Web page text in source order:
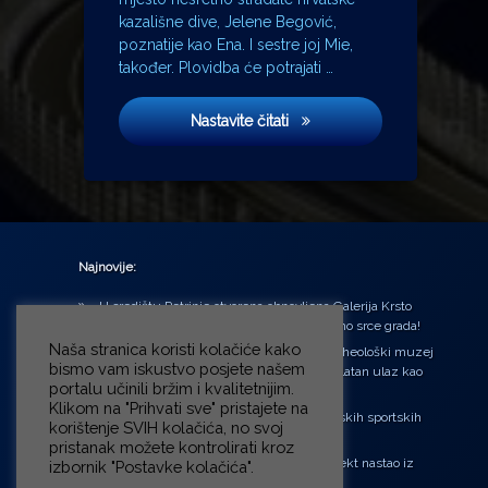
kazališne dive, Jelene Begović,
poznatije kao Ena. I sestre joj Mie,
također. Plovidba će potrajati …
Nastavite čitatiMostovi okruga Madison
Najnovije:
U središtu Petrinje otvorena obnovljena Galerija Krsto
Hegedušić: Kultura vraćena kući, u samo srce grada!
Od petka do nedjelje (31.7. – 2.8.2026.) Arheološki muzej
u Zagrebu otvara vrata građanima: Besplatan ulaz kao
zaklon od toplinskog vala
‘Ni med cvetjem ni pravice’ na Aleji hrvatskih sportskih
velikana
“Rubikova kocka – složi svoju priču”, projekt nastao iz
Naša stranica koristi kolačiće kako
bismo vam iskustvo posjete našem
portalu učinili bržim i kvalitetnijim.
Klikom na "Prihvati sve" pristajete na
korištenje SVIH kolačića, no svoj
pristanak možete kontrolirati kroz
izbornik "Postavke kolačića".